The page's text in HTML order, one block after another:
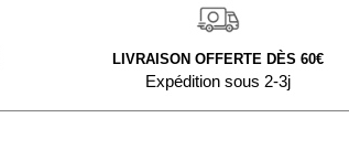
LIVRAISON OFFERTE DÈS 60€
Expédition sous 2-3j